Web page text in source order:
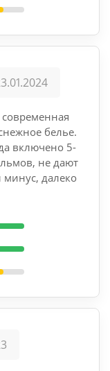
белье.
включено 5-
не дают
минус, далеко